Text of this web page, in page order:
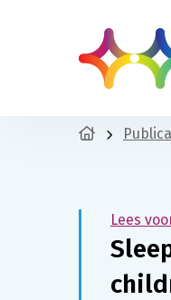
Lees